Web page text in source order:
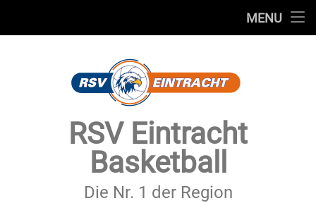
MENU
SECHSTER MANN
RSV Eintracht
Basketball
Die Nr. 1 der Region